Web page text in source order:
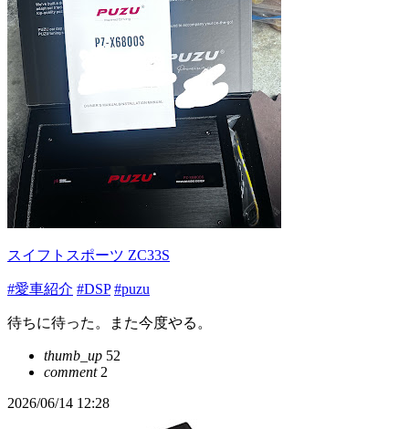
スイフトスポーツ ZC33S
#愛車紹介 #DSP #puzu
待ちに待った。また今度やる。
thumb_up 52
comment2
2026/06/14 12:28